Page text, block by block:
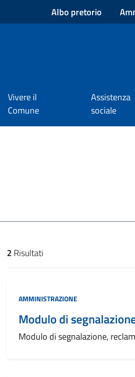
Albo pretorio
Vivere il
Comune
Assistenza
sociale
risultati di
2 Risultati
AMMINISTRAZIONE
Modulo di
Modulo di segnalazione,